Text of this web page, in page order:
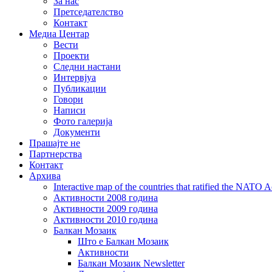
Претседателство
Контакт
Медиа Центар
Вести
Проекти
Следни настани
Интервјуа
Публикации
Говори
Написи
Фото галерија
Документи
Прашајте не
Партнерства
Контакт
Архива
Interactive map of the countries that ratified the NATO
Активности 2008 година
Активности 2009 година
Активности 2010 година
Балкан Мозаик
Што е Балкан Мозаик
Активности
Балкан Мозаик Newsletter